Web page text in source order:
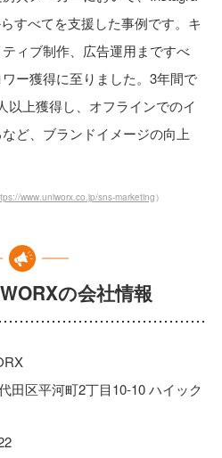
すべてを支援した事例です。キ
ィブ制作、広告運用まですべ
ー獲得に至りました。3年間で
以上獲得し、オフラインでのイ
ど、ブランドイメージの向上
www.uniworx.co.jp/sns-marketing ）
の会社情報
田区平河町2丁目10-10 ハイック